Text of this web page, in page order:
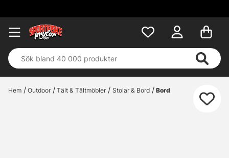
Hem Outdoor Tält & Tältmöbler Stolar & Bord Bord